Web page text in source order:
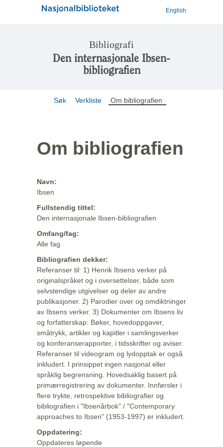
English
Bibliografi
Den internasjonale Ibsen-
bibliografien
Søk Verkliste Om bibliografien
Om bibliografien
Navn:
Ibsen
Fullstendig tittel:
Den internasjonale Ibsen-bibliografien
Omfang/fag:
Alle fag
Bibliografien dekker:
Referanser til: 1) Henrik Ibsens verker på
originalspråket og i oversettelser, både som
selvstendige utgivelser og deler av andre
publikasjoner. 2) Parodier over og omdiktninger
av Ibsens verker. 3) Dokumenter om Ibsens liv
og forfatterskap: Bøker, hovedoppgaver,
småtrykk, artikler og kapitler i samlingsverker
og konferanserapporter, i tidsskrifter og aviser.
Referanser til videogram og lydopptak er også
inkludert. I prinsippet ingen nasjonal eller
språklig begrensning. Hovedsaklig basert på
primærregistrering av dokumenter. Innførsler i
flere trykte, retrospektive bibliografier og
bibliografien i "Ibsenårbok" / "Contemporary
approaches to Ibsen" (1953-1997) er inkludert.
Oppdatering:
Oppdateres løpende